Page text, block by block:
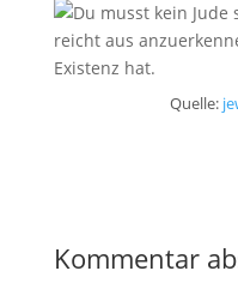
Quelle:
Kommentar